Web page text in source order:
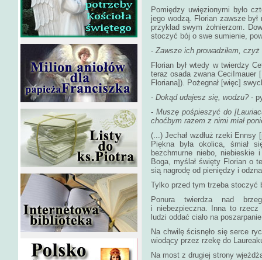
Pomiędzy uwięzionymi było
jego wodzą. Florian zawsze
przykład swym żołnierzom.
stoczyć bój o swe sumienie,
- Zawsze ich prowadziłem,
Florian był wtedy w twierdzy
teraz osada zwana CeciImauer
Floriana]). Pożegnał [więc]
- Dokąd udajesz się, wodzu? -
- Muszę pośpieszyć do
choćbym razem z nimi miał
(...) Jechał wzdłuż rzeki
Piękna była okolica, śmiał
bezchmurne niebo,
Boga, myślał święty Florian o
sią nagrodę od pieniędzy i
Tylko przed tym trzeba stoczyć
Ponura twierdza nad
i niebezpieczna. Inna to
ludzi oddać ciało na
Na chwilę ścisnęło się serce
wiodący przez rzekę do
Na most z drugiej strony